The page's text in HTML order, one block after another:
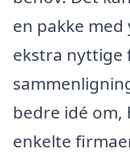
en pakke
ekstra nyttige
bedre idé
enkelte